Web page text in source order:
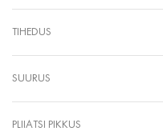
TIHEDUS
SUURUS
PLIIATSI PIKKUS